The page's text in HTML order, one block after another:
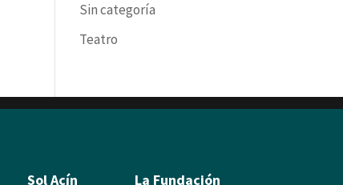
Sin categoría
Teatro
Sol Acín La Fundación